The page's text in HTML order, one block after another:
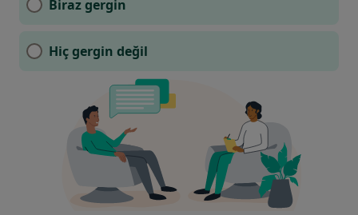
Biraz gergin
Hiç gergin değil